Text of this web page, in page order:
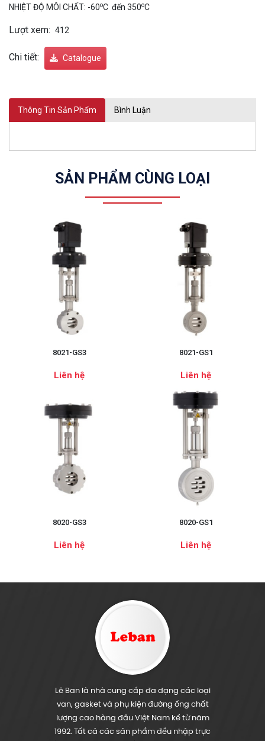
NHIỆT ĐỘ MÔI CHẤT: -60oC đến 350oC
Lượt xem: 412
Chi tiết: Catalogue
Thông Tin Sản Phẩm Bình Luận
SẢN PHẨM CÙNG LOẠI
8021-GS3
Liên hệ
8021-GS1
Liên hệ
8020-GS3
Liên hệ
8020-GS1
Liên hệ
Lê Ban là nhà cung cấp đa dạng các loại
van, gasket và phụ kiện đường ống chất
lượng cao hàng đầu Việt Nam kể từ năm
1992. Tất cả các sản phẩm đều nhập trực